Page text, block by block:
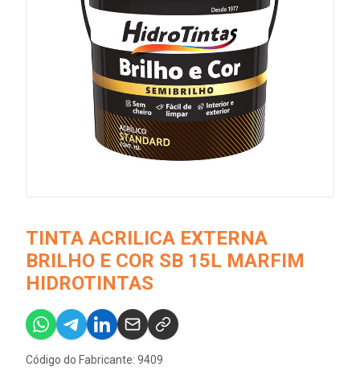
TINTA ACRILICA EXTERNA
BRILHO E COR SB 15L MARFIM
HIDROTINTAS
Código do Fabricante: 9409